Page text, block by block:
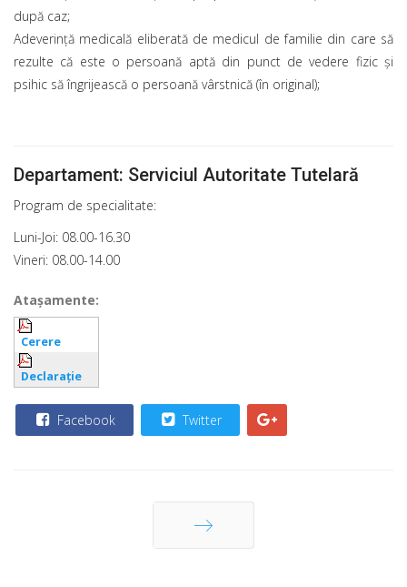
după caz;
Adeverinţă medicală eliberată de medicul de familie din care să
rezulte că este o persoană aptă din punct de vedere fizic şi
psihic să îngrijească o persoană vârstnică (în original);
Departament: Serviciul Autoritate Tutelară
Program de specialitate:
Luni-Joi: 08.00-16.30
Vineri: 08.00-14.00
Ataşamente:
Cerere
Declarație
Facebook Twitter